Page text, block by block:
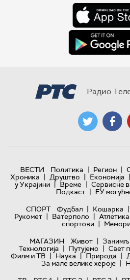
Радио
ВЕСТИ Политика | Регион |
Хроника | Друштво | Економија |
у Украјини | Време | Сервисне
Подкаст | ЕУ
СПОРТ
Фудбал | Кошарка |
Рукомет | Ватерполо | Атлетика
спортови |
МАГАЗИН
Живот |
Технологијa | Путујемо | Свет
Филм и ТВ | Наука | Природа |
За мале велике хероје |